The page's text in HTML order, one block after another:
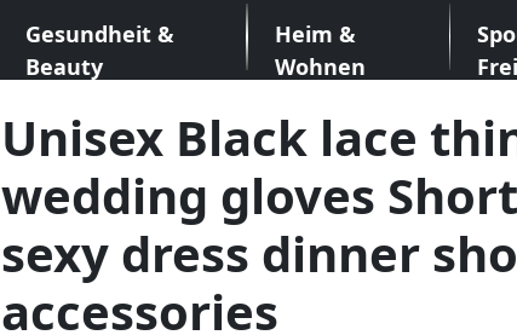
Gesundheit &
Beauty
Heim &
Wohnen
Unisex Black lace
wedding gloves
sexy dress dinner
accessories